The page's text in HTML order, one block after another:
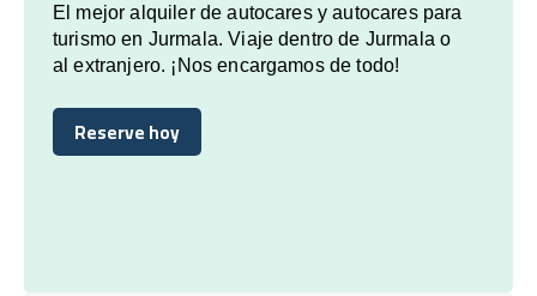
El mejor alquiler de autocares y autocares para
turismo en Jurmala. Viaje dentro de Jurmala o
al extranjero. ¡Nos encargamos de todo!
Reserve hoy
Reserve hoy